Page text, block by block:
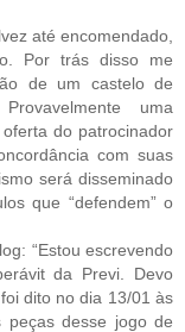
até encomendado,
Por trás disso me
de um castelo de
uma
do patrocinador
com suas
será disseminado
que “defendem” o
“Estou escrevendo
da Previ. Devo
dito no dia 13/01 às
desse jogo de